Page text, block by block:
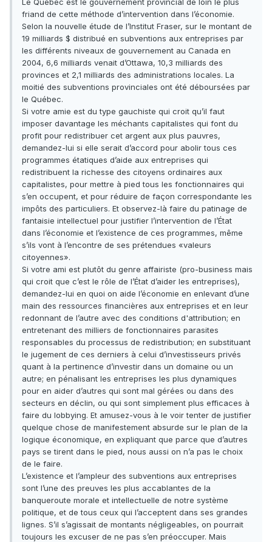
Le Québec est le gouvernement provincial de loin le plus
friand de cette méthode d’intervention dans l’économie.
Selon la nouvelle étude de l’Institut Fraser, sur le montant de
19 milliards $ distribué en subventions aux entreprises par
les différents niveaux de gouvernement au Canada en
2004, 6,6 milliards venait d’Ottawa, 10,3 milliards des
provinces et 2,1 milliards des administrations locales. La
moitié des subventions provinciales ont été déboursées par
le Québec.
Si votre amie est du type gauchiste qui croit qu’il faut
imposer davantage les méchants capitalistes qui font du
profit pour redistribuer cet argent aux plus pauvres,
demandez-lui si elle serait d’accord pour abolir tous ces
programmes étatiques d’aide aux entreprises qui
redistribuent la richesse des citoyens ordinaires aux
capitalistes, pour mettre à pied tous les fonctionnaires qui
s’en occupent, et pour réduire de façon correspondante les
impôts des particuliers. Et observez-là faire du patinage de
fantaisie intellectuel pour justifier l’intervention de l’État
dans l’économie et l’existence de ces programmes, même
s’ils vont à l’encontre de ses prétendues «valeurs
citoyennes».
Si votre ami est plutôt du genre affairiste (pro-business mais
qui croit que c’est le rôle de l’État d’aider les entreprises),
demandez-lui en quoi on aide l’économie en enlevant d’une
main des ressources financières aux entreprises et en leur
redonnant de l’autre avec des conditions d'attribution; en
entretenant des milliers de fonctionnaires parasites
responsables du processus de redistribution; en substituant
le jugement de ces derniers à celui d’investisseurs privés
quant à la pertinence d’investir dans un domaine ou un
autre; en pénalisant les entreprises les plus dynamiques
pour en aider d’autres qui sont mal gérées ou dans des
secteurs en déclin, ou qui sont simplement plus efficaces à
faire du lobbying. Et amusez-vous à le voir tenter de justifier
quelque chose de manifestement absurde sur le plan de la
logique économique, en expliquant que parce que d’autres
pays se tirent dans le pied, nous aussi on n’a pas le choix
de le faire.
L’existence et l’ampleur des subventions aux entreprises
sont l’une des preuves les plus accablantes de la
banqueroute morale et intellectuelle de notre système
politique, et de tous ceux qui l’acceptent dans ses grandes
lignes. S’il s’agissait de montants négligeables, on pourrait
toujours les excuser de ne pas s’en préoccuper. Mais